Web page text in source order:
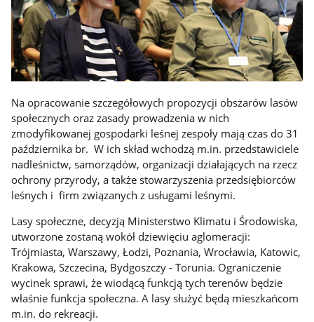
Na opracowanie szczegółowych propozycji obszarów lasów
społecznych oraz zasady prowadzenia w nich
zmodyfikowanej gospodarki leśnej zespoły mają czas do 31
października br. W ich skład wchodzą m.in. przedstawiciele
nadleśnictw, samorządów, organizacji działających na rzecz
ochrony przyrody, a także stowarzyszenia przedsiębiorców
leśnych i firm związanych z usługami leśnymi.
Lasy społeczne, decyzją Ministerstwo Klimatu i Środowiska,
utworzone zostaną wokół dziewięciu aglomeracji:
Trójmiasta, Warszawy, Łodzi, Poznania, Wrocławia, Katowic,
Krakowa, Szczecina, Bydgoszczy - Torunia. Ograniczenie
wycinek sprawi, że wiodącą funkcją tych terenów będzie
właśnie funkcja społeczna. A lasy służyć będą mieszkańcom
m.in. do rekreacji.